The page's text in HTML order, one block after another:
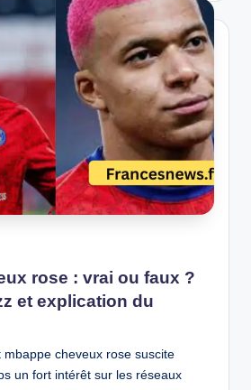
rose : vrai ou faux ?
et explication du
mbappe cheveux rose suscite
un fort intérêt sur les réseaux